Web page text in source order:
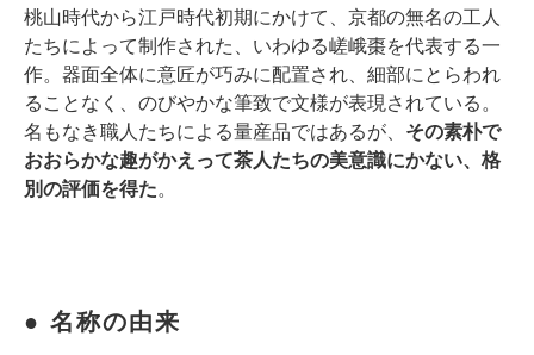
桃山時代から江戸時代初期にかけて、京都の無名の工人
たちによって制作された、いわゆる嵯峨棗を代表する一
作。器面全体に意匠が巧みに配置され、細部にとらわれ
ることなく、のびやかな筆致で文様が表現されている。
名もなき職人たちによる量産品ではあるが、 その素朴で
おおらかな趣がかえって茶人たちの美意識にかない、格
別の評価を得た。
● 名称の由来